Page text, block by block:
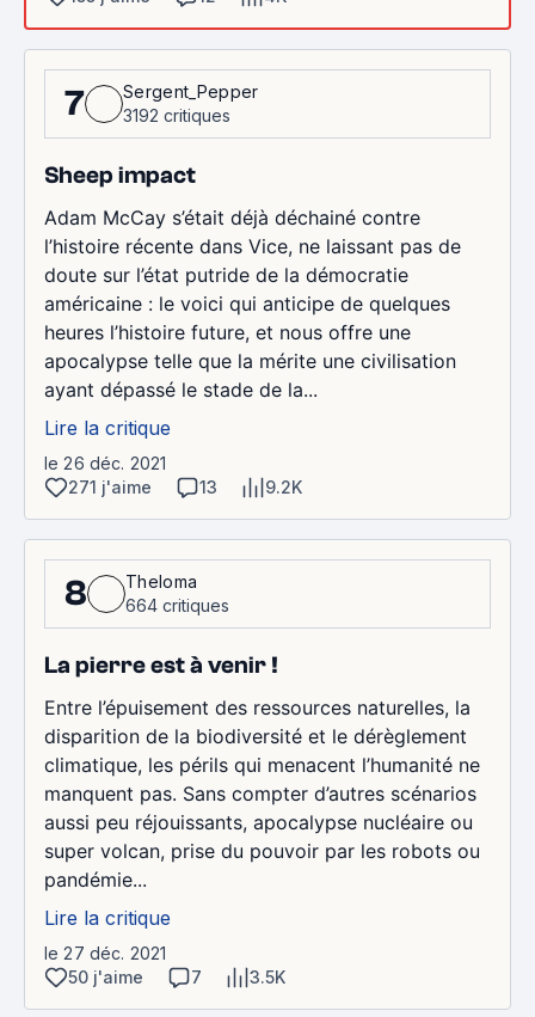
7
Sergent_Pepper
3192 critiques
Sheep impact
Adam McCay s’était déjà déchainé contre
l’histoire récente dans Vice, ne laissant pas de
doute sur l’état putride de la démocratie
américaine : le voici qui anticipe de quelques
heures l’histoire future, et nous offre une
apocalypse telle que la mérite une civilisation
ayant dépassé le stade de la...
Lire la critique
le 26 déc. 2021
271 j'aime
13 9.2K
8
Theloma
664 critiques
La pierre est à venir !
Entre l’épuisement des ressources naturelles, la
disparition de la biodiversité et le dérèglement
climatique, les périls qui menacent l’humanité ne
manquent pas. Sans compter d’autres scénarios
aussi peu réjouissants, apocalypse nucléaire ou
super volcan, prise du pouvoir par les robots ou
pandémie...
Lire la critique
le 27 déc. 2021
50 j'aime
7 3.5K